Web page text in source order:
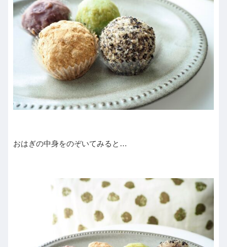
おはぎの中身をのぞいてみると…